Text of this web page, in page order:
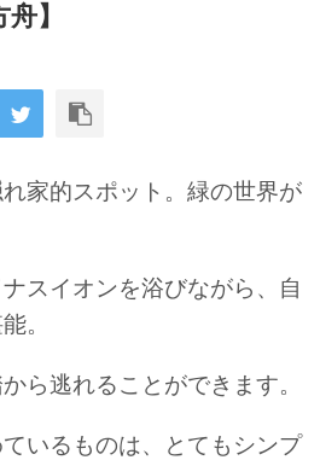
】
家的スポット。緑の世界が
スイオンを浴びながら、自
。
ら逃れることができます。
いるものは、とてもシンプ